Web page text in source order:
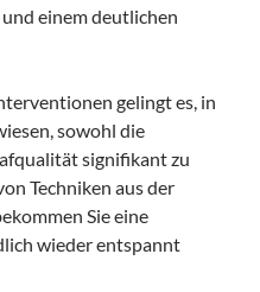
einem deutlichen
gelingt es, in
sowohl die
signifikant zu
Techniken aus der
Sie eine
wieder entspannt